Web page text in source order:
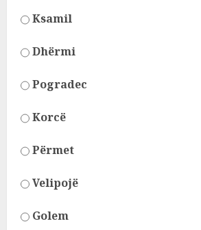
Ksamil
Dhërmi
Pogradec
Korcë
Përmet
Velipojë
Golem